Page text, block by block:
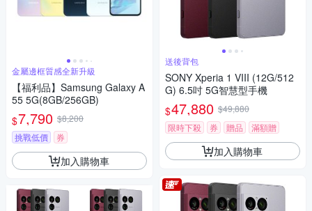
金屬邊框質感全新升級
【福利品】Samsung Galaxy A
55 5G(8GB/256GB)
$7,790 $8,200
挑戰低價
券
加入購物車
送後背包
SONY Xperia 1 VIII (12G/512
G) 6.5吋 5G智慧型手機
$47,880 $49,880
限時下殺
券 贈品 滿額贈
加入購物車